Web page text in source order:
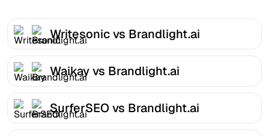
Writesonic vs Brandlight.ai
Waikay vs Brandlight.ai
SurferSEO vs Brandlight.ai